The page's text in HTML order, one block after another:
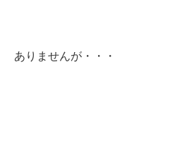
ありませんが・・・